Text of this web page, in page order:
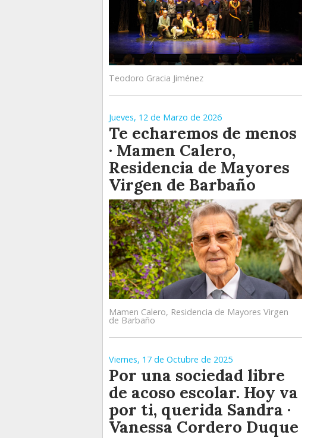
Teodoro Gracia Jiménez
Jueves, 12 de Marzo de 2026
Te echaremos de menos
· Mamen Calero,
Residencia de Mayores
Virgen de Barbaño
Mamen Calero, Residencia de Mayores Virgen
de Barbaño
Viernes, 17 de Octubre de 2025
Por una sociedad libre
de acoso escolar. Hoy va
por ti, querida Sandra ·
Vanessa Cordero Duque